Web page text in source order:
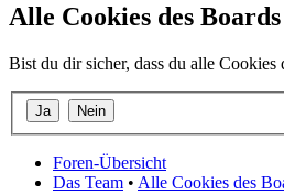
Alle Cookies des
Bist du dir sicher, dass du alle Cookies
Foren-Übersicht
Das Team • Alle Cookies des